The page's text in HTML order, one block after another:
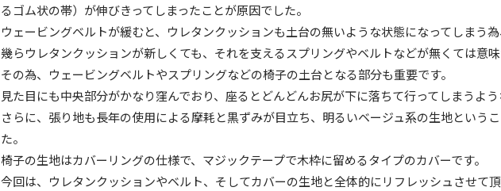
るゴム状の帯）が伸びきってしまったことが原因でした。
ウェービングベルトが緩むと、ウレタンクッションも土台の無いような状態になってしまう為
幾らウレタンクッションが新しくても、それを支えるスプリングやベルトなどが無くては意味
その為、ウェービングベルトやスプリングなどの椅子の土台となる部分も重要です。
見た目にも中央部分がかなり窪んでおり、座るとどんどんお尻が下に落ちて行ってしまうよう
さらに、張り地も長年の使用による摩耗と黒ずみが目立ち、明るいベージュ系の生地という
た。
椅子の生地はカバーリングの仕様で、マジックテープで木枠に留めるタイプのカバーです。
今回は、ウレタンクッションやベルト、そしてカバーの生地と全体的にリフレッシュさせて頂